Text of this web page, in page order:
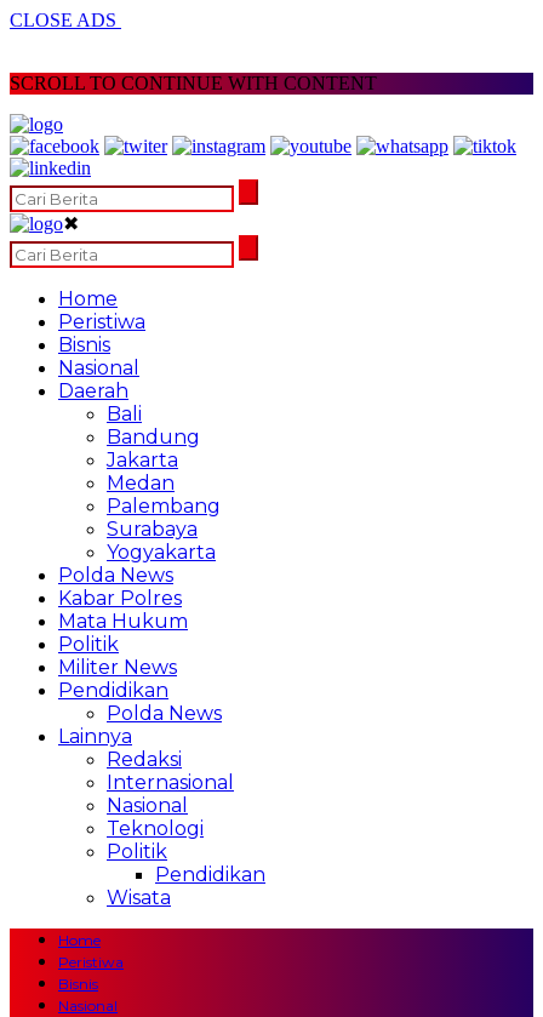
CLOSE ADS
SCROLL TO CONTINUE WITH CONTENT
✖
Home
Peristiwa
Bisnis
Nasional
Daerah
Bali
Bandung
Jakarta
Medan
Palembang
Surabaya
Yogyakarta
Polda News
Kabar Polres
Mata Hukum
Politik
Militer News
Pendidikan
Polda News
Lainnya
Redaksi
Internasional
Nasional
Teknologi
Politik
Pendidikan
Wisata
Home
Peristiwa
Bisnis
Nasional